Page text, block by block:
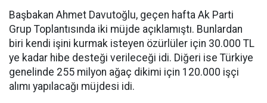
Başbakan Ahmet Davutoğlu, geçen hafta Ak Parti
Grup Toplantısında iki müjde açıklamıştı. Bunlardan
biri kendi işini kurmak isteyen özürlüler için 30.000 TL
ye kadar hibe desteği verileceği idi. Diğeri ise Türkiye
genelinde 255 milyon ağaç dikimi için 120.000 işçi
alımı yapılacağı müjdesi idi.